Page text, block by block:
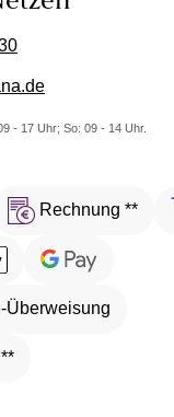
- 17 Uhr; So: 09 - 14 Uhr.
Rechnung **
Überweisung